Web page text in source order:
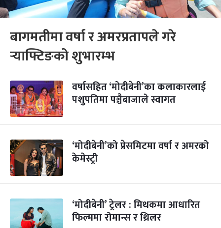
बागमतीमा वर्षा र अमरप्रतापले गरे
र्‍याफ्टिङको शुभारम्भ
वर्षासहित ‘मोदीबेनी’का कलाकारलाई
पशुपतिमा पञ्चैबाजाले स्वागत
‘मोदीबेनी’को प्रेसमिटमा वर्षा र अमरको
केमेस्ट्री
‘मोदीबेनी’ ट्रेलर : मिथकमा आधारित
फिल्ममा रोमान्स र थ्रिलर